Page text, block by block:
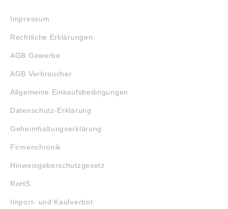
Impressum
Rechtliche Erklärungen
AGB Gewerbe
AGB Verbraucher
Allgemeine Einkaufsbedingungen
Datenschutz-Erklärung
Geheimhaltungserklärung
Firmenchronik
Hinweisgeberschutzgesetz
RoHS
Import- und Kaufverbot